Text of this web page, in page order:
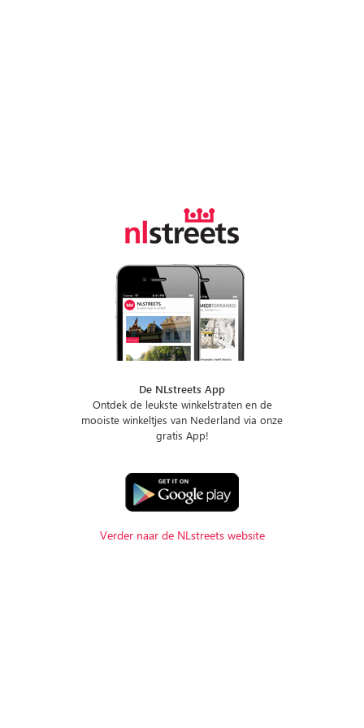
De NLstreets App
Ontdek de leukste winkelstraten en de
mooiste winkeltjes van Nederland via onze
gratis App!
Verder naar de NLstreets website